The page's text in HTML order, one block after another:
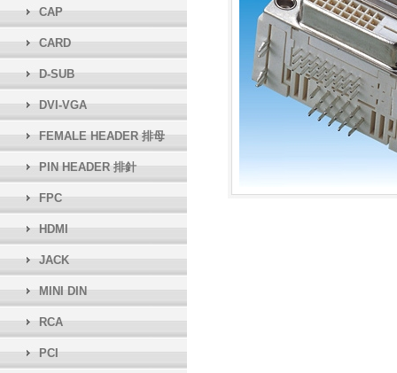
CAP
CARD
D-SUB
DVI-VGA
FEMALE HEADER 排母
PIN HEADER 排針
FPC
HDMI
JACK
MINI DIN
RCA
PCI